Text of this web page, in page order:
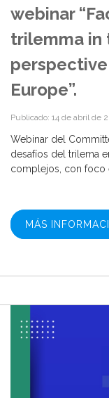
webinar
trilemma in
Europe”.
Publicado: 14 de abril de
Webinar del
desafíos del trilema
complejos, con foco
MÁS